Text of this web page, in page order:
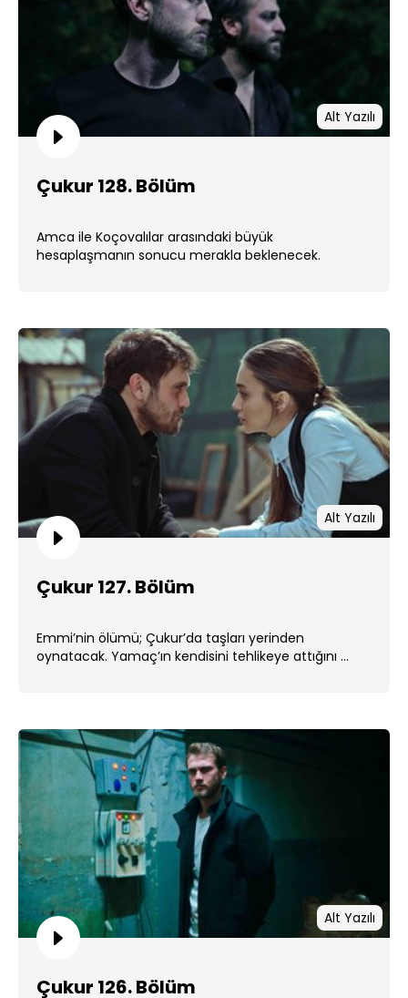
Alt Yazılı
Çukur 128. Bölüm
Amca ile Koçovalılar arasındaki büyük
hesaplaşmanın sonucu merakla beklenecek.
Alt Yazılı
Çukur 127. Bölüm
Emmi’nin ölümü; Çukur’da taşları yerinden
oynatacak. Yamaç’ın kendisini tehlikeye attığını ...
Alt Yazılı
Çukur 126. Bölüm